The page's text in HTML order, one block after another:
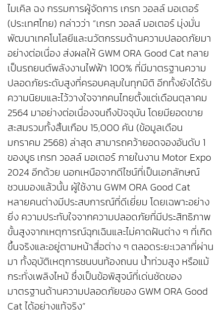
ไมเคิล ฉง กรรมการผู้จัดการ เกรท วอลล์ มอเตอร์
(ประเทศไทย) กล่าวว่า “เกรท วอลล์ มอเตอร์ มุ่งมั่น
พัฒนาเทคโนโลยีและนวัตกรรมด้านความปลอดภัยมา
อย่างต่อเนื่อง ส่งผลให้ GWM ORA Good Cat กลาย
เป็นรถยนต์พลังงานไฟฟ้า 100% ที่มีมาตรฐานความ
ปลอดภัยระดับสูงที่ครอบคลุมในทุกมิติ อีกทั้งยังได้รับ
ความนิยมและไว้วางใจจากคนไทยตั้งแต่เดือนตุลาคม
2564 มาอย่างต่อเนื่องจนถึงปัจจุบัน โดยมียอดขาย
สะสมรวมทั้งสิ้นเกือบ 15,000 คัน (ข้อมูลเดือน
มกราคม 2568) ล่าสุด สามารถคว้ายอดจองอันดับ 1
ของบูธ เกรท วอลล์ มอเตอร์ ภายในงาน Motor Expo
2024 อีกด้วย นอกเหนือจากดีไซน์ที่เป็นเอกลักษณ์
ชวนมองแล้วนั้น ผู้ใช้งาน GWM ORA Good Cat
หลายคนต่างมีประสบการณ์ที่ดีเยี่ยม โดยเฉพาะอย่าง
ยิ่ง ความประทับใจจากความปลอดภัยที่มีประสิทธิภาพ
ขั้นสูงจากเหตุการณ์ฉุกเฉินและไม่คาดฝันต่าง ๆ ที่เกิด
ขึ้นจริงและอยู่ตามหน้าสื่อต่าง ๆ ตลอดระยะเวลาที่ผ่าน
มา ทั้งอุบัติเหตุการชนบนท้องถนน น้ำท่วมสูง หรือแม้
กระทั่งเพลิงไหม้ ซึ่งเป็นข้อพิสูจน์ที่เด่นชัดของ
มาตรฐานด้านความปลอดภัยของ GWM ORA Good
Cat ได้อย่างแท้จริง”